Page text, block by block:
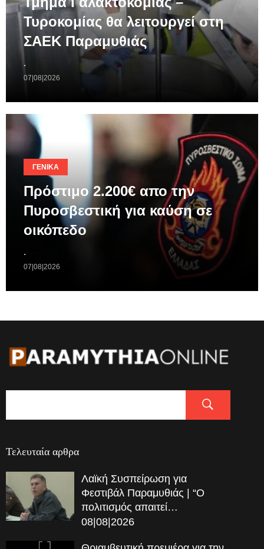
Τυροκομίας θα λειτουργεί στη
ΣΑΕΚ Παραμυθιάς
.
07|08|2026
ΓΕΝΙΚΆ
Πρόστιμο 2.200€ απο την
Πυροσβεστική για καύση σε
οικόπεδο
.
07|08|2026
Τελευταία αρθρα
Λαϊκή Συσπείρωση για
Φεστιβάλ Παραμυθιάς | “Ο
πολιτισμός απαιτεί…
08|08|2026